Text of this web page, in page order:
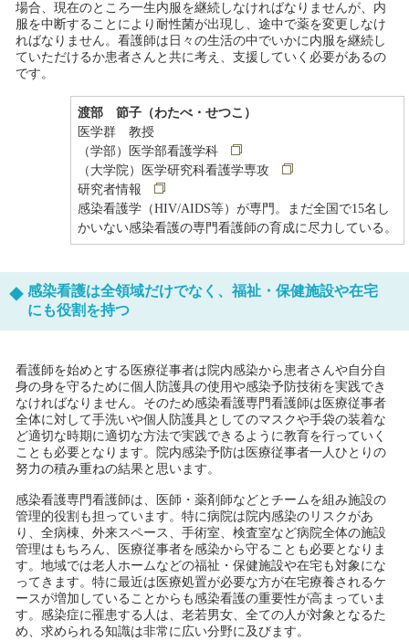
場合、現在のところ一生内服を継続しなければなりませんが、内
服を中断することにより耐性菌が出現し、途中で薬を変更しなけ
ればなりません。看護師は日々の生活の中でいかに内服を継続し
ていただけるか患者さんと共に考え、支援していく必要があるの
です。
渡部 節子（わたべ・せつこ）
医学群 教授
（学部）医学部看護学科
（大学院）医学研究科看護学専攻
研究者情報
感染看護学（HIV/AIDS等）が専門。まだ全国で15名し
かいない感染看護の専門看護師の育成に尽力している。
感染看護は全領域だけでなく、福祉・保健施設や在宅
にも役割を持つ
看護師を始めとする医療従事者は院内感染から患者さんや自分自
身の身を守るために個人防護具の使用や感染予防技術を実践でき
なければなりません。そのため感染看護専門看護師は医療従事者
全体に対して手洗いや個人防護具としてのマスクや手袋の装着な
ど適切な時期に適切な方法で実践できるように教育を行っていく
ことも必要となります。院内感染予防は医療従事者一人ひとりの
努力の積み重ねの結果と思います。
感染看護専門看護師は、医師・薬剤師などとチームを組み施設の
管理的役割も担っています。特に病院は院内感染のリスクがあ
り、全病棟、外来スペース、手術室、検査室など病院全体の施設
管理はもちろん、医療従事者を感染から守ることも必要となりま
す。地域では老人ホームなどの福祉・保健施設や在宅も対象にな
ってきます。特に最近は医療処置が必要な方が在宅療養されるケ
ースが増加していることからも感染看護の重要性が高まっていま
す。感染症に罹患する人は、老若男女、全ての人が対象となるた
め、求められる知識は非常に広い分野に及びます。